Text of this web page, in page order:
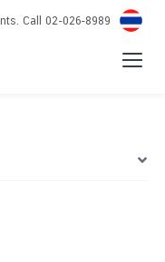
Call 02-026-8989